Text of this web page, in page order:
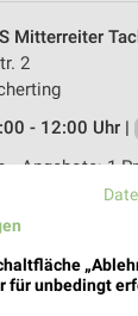
Mitterreiter
2
- 12:00 Uhr |
• Angebote: 1
Obing
Str.14a-16
für unbedingt